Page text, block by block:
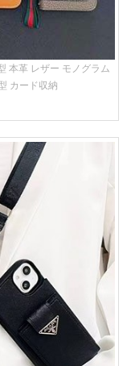
本革 レザー モノグラム
カード収納
s24ケース 手帳型 大